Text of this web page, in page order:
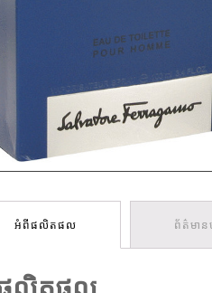
អំពីផលិតផល ព័ត៌មាន